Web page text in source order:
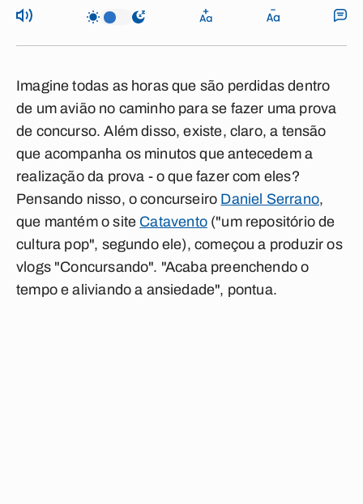
Imagine todas as horas que são perdidas dentro
de um avião no caminho para se fazer uma prova
de concurso. Além disso, existe, claro, a tensão
que acompanha os minutos que antecedem a
realização da prova - o que fazer com eles?
Pensando nisso, o concurseiro Daniel Serrano,
que mantém o site Catavento("um repositório de
cultura pop", segundo ele), começou a produzir os
vlogs "Concursando". "Acaba preenchendo o
tempo e aliviando a ansiedade", pontua.